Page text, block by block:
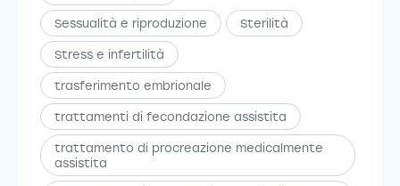
Sessualità e riproduzione Sterilità
Stress e infertilità
trasferimento embrionale
trattamenti di fecondazione assistita
trattamento di procreazione medicalmente
assistita